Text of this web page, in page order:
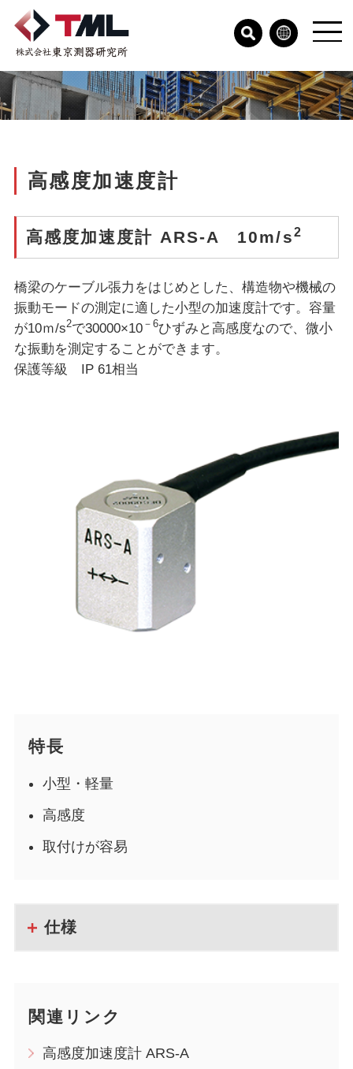
高感度加速度計
高感度加速度計 ARS-A 10m/s2
橋梁のケーブル張力をはじめとした、構造物や機械の
振動モードの測定に適した小型の加速度計です。容量
が10ｍ/s2で30000×10－6ひずみと高感度なので、微小
な振動を測定することができます。
保護等級 IP 61相当
特長
小型・軽量
高感度
取付けが容易
仕様
関連リンク
高感度加速度計 ARS-A